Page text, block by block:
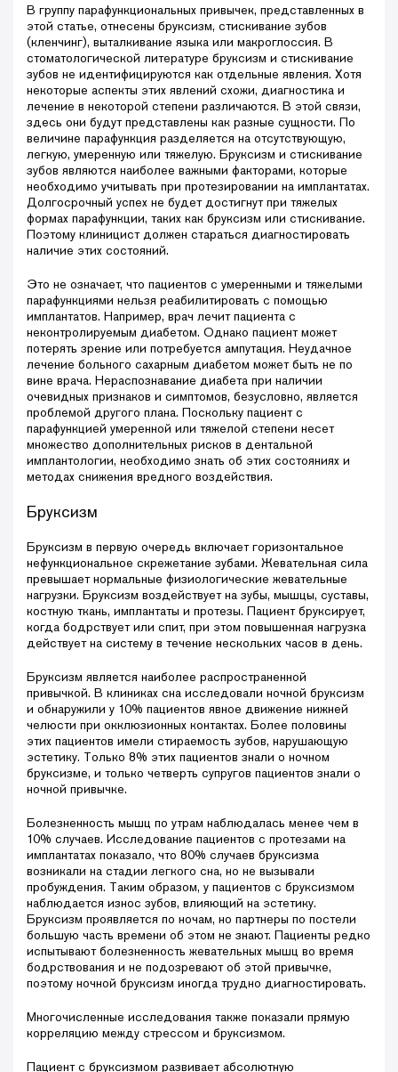
В группу парафункциональных привычек, представленных в
этой статье, отнесены бруксизм, стискивание зубов
(кленчинг), выталкивание языка или макроглоссия. В
стоматологической литературе бруксизм и стискивание
зубов не идентифицируются как отдельные явления. Хотя
некоторые аспекты этих явлений схожи, диагностика и
лечение в некоторой степени различаются. В этой связи,
здесь они будут представлены как разные сущности. По
величине парафункция разделяется на отсутствующую,
легкую, умеренную или тяжелую. Бруксизм и стискивание
зубов являются наиболее важными факторами, которые
необходимо учитывать при протезировании на имплантатах.
Долгосрочный успех не будет достигнут при тяжелых
формах парафункции, таких как бруксизм или стискивание.
Поэтому клиницист должен стараться диагностировать
наличие этих состояний.
Это не означает, что пациентов с умеренными и тяжелыми
парафункциями нельзя реабилитировать с помощью
имплантатов. Например, врач лечит пациента с
неконтролируемым диабетом. Однако пациент может
потерять зрение или потребуется ампутация. Неудачное
лечение больного сахарным диабетом может быть не по
вине врача. Нераспознавание диабета при наличии
очевидных признаков и симптомов, безусловно, является
проблемой другого плана. Поскольку пациент с
парафункцией умеренной или тяжелой степени несет
множество дополнительных рисков в дентальной
имплантологии, необходимо знать об этих состояниях и
методах снижения вредного воздействия.
Бруксизм
Бруксизм в первую очередь включает горизонтальное
нефункциональное скрежетание зубами. Жевательная сила
превышает нормальные физиологические жевательные
нагрузки. Бруксизм воздействует на зубы, мышцы, суставы,
костную ткань, имплантаты и протезы. Пациент бруксирует,
когда бодрствует или спит, при этом повышенная нагрузка
действует на систему в течение нескольких часов в день.
Бруксизм является наиболее распространенной
привычкой. В клиниках сна исследовали ночной бруксизм
и обнаружили у 10% пациентов явное движение нижней
челюсти при окклюзионных контактах. Более половины
этих пациентов имели стираемость зубов, нарушающую
эстетику. Только 8% этих пациентов знали о ночном
бруксизме, и только четверть супругов пациентов знали о
ночной привычке.
Болезненность мышц по утрам наблюдалась менее чем в
10% случаев. Исследование пациентов с протезами на
имплантатах показало, что 80% случаев бруксизма
возникали на стадии легкого сна, но не вызывали
пробуждения. Таким образом, у пациентов с бруксизмом
наблюдается износ зубов, влияющий на эстетику.
Бруксизм проявляется по ночам, но партнеры по постели
большую часть времени об этом не знают. Пациенты редко
испытывают болезненность жевательных мышц во время
бодрствования и не подозревают об этой привычке,
поэтому ночной бруксизм иногда трудно диагностировать.
Многочисленные исследования также показали прямую
корреляцию между стрессом и бруксизмом.
Пациент с бруксизмом развивает абсолютную